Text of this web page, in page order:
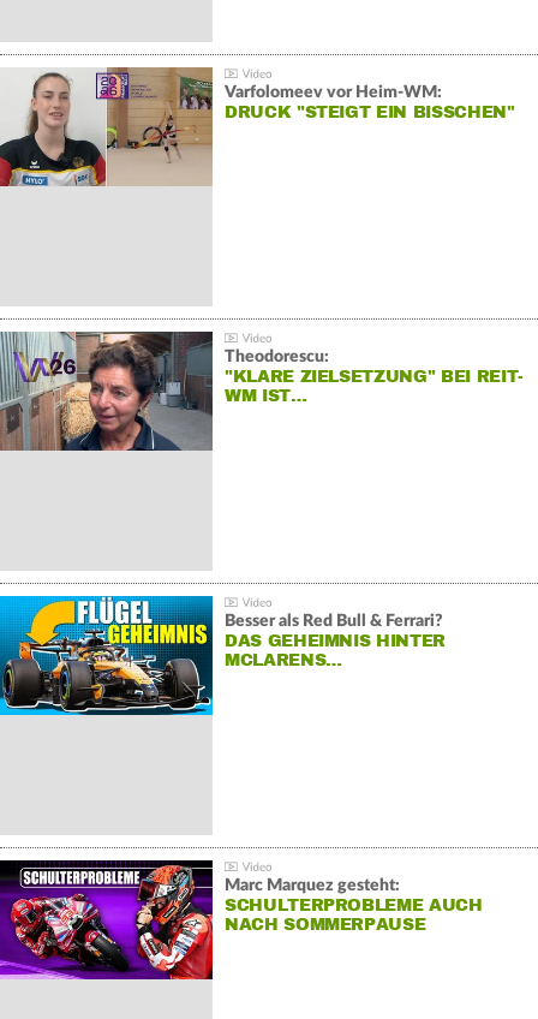
Varfolomeev vor Heim-WM:
DRUCK "STEIGT EIN BISSCHEN"
Theodorescu:
"KLARE ZIELSETZUNG" BEI REIT-
WM IST…
Besser als Red Bull & Ferrari?
DAS GEHEIMNIS HINTER
MCLARENS…
Marc Marquez gesteht:
SCHULTERPROBLEME AUCH
NACH SOMMERPAUSE